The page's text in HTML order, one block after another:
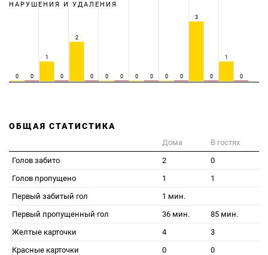
НАРУШЕНИЯ И УДАЛЕНИЯ
0 0
1
0
2
0 0 0 0 0 0 0
3
0
1
0
ОБЩАЯ СТАТИСТИКА
Дома
В гостях
Голов забито
2
0
Голов пропущено
1
1
Первый забитый гол
1 мин.
Первый пропущенный гол
36 мин.
85 мин.
Желтые карточки
4
3
Красные карточки
0
0